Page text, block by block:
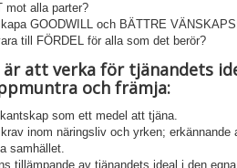
mot alla parter?
GOODWILL och BÄTTRE
till FÖRDEL för alla som det berör?
är att verka för tjänandets
och främja:
som ett medel att tjäna.
inom näringsliv och yrken; erkännande
samhället.
av tjänandets ideal i den egna